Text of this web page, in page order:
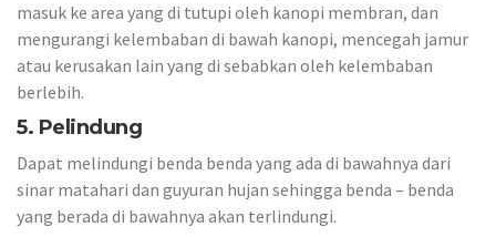
masuk ke area yang di tutupi oleh kanopi membran, dan
mengurangi kelembaban di bawah kanopi, mencegah jamur
atau kerusakan lain yang di sebabkan oleh kelembaban
berlebih.
5. Pelindung
Dapat melindungi benda benda yang ada di bawahnya dari
sinar matahari dan guyuran hujan sehingga benda – benda
yang berada di bawahnya akan terlindungi.